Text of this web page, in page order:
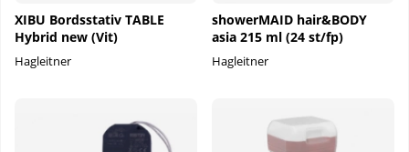
XIBU Bordsstativ TABLE
Hybrid new (Vit)
Hagleitner
showerMAID hair&BODY
asia 215 ml (24 st/fp)
Hagleitner